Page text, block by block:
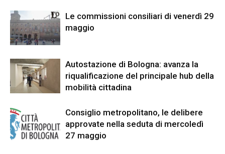
Le commissioni consiliari di venerdì 29
maggio
Autostazione di Bologna: avanza la
riqualificazione del principale hub della
mobilità cittadina
Consiglio metropolitano, le delibere
approvate nella seduta di mercoledì
27 maggio